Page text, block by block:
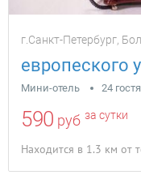
Мини-отель 24 гостя
590 руб за сутки